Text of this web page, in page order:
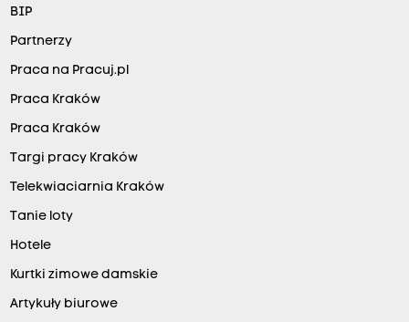
BIP
Partnerzy
Praca na Pracuj.pl
Praca Kraków
Praca Kraków
Targi pracy Kraków
Telekwiaciarnia Kraków
Tanie loty
Hotele
Kurtki zimowe damskie
Artykuły biurowe